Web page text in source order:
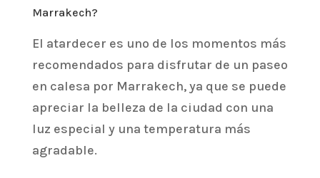
Marrakech?
El atardecer es uno de los momentos más
recomendados para disfrutar de un paseo
en calesa por Marrakech, ya que se puede
apreciar la belleza de la ciudad con una
luz especial y una temperatura más
agradable.